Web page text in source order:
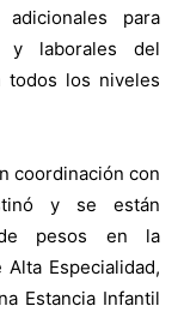
para
y laborales del
todos los niveles
coordinación con
y se están
pesos en la
Especialidad,
Estancia Infantil